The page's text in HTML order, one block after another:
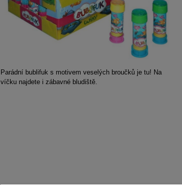
Parádní bublifuk s motivem veselých broučků je tu! Na
víčku najdete i zábavné bludiště.